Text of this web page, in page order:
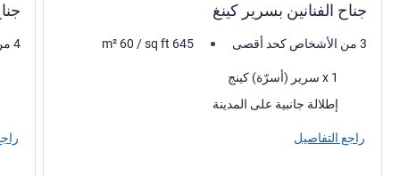
جناح الفنانين بسرير كينغ
3 من الأشخاص كحد أقصى m² 60 /sq ft 645
فرش السرير
1 x سرير (أسرّة) كينج
المناظر:إطلالة جانبية على المدينة
راجع التفاصيل
4 من الأشخاص كحد أقصى